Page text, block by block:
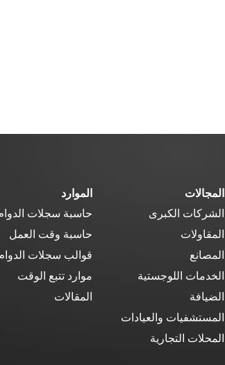
المجالات
الشركات الكبرى
المقاولات
المصانع
الخدمات اللوجستية
الضيافة
المستشفيات والعيادات
المحلات التجارية
الموارد
حاسبة سجلات
حاسبة وقت العمل
قوالب سجلات
موارد تتبع الوقت
المقالات